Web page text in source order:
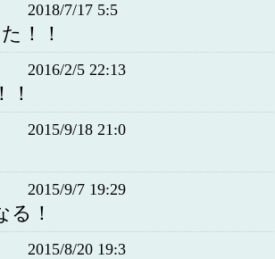
2018/7/17 5:5
！！
2016/2/5 22:13
！
2015/9/18 21:0
2015/9/7 19:29
る！
2015/8/20 19:3